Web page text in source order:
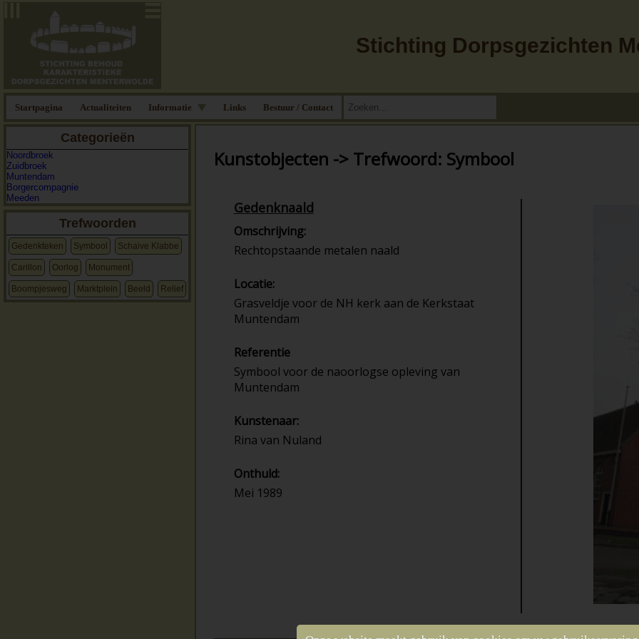
Stichting Dorpsgezichten
Startpagina Actualiteiten Informatie Links Bestuur / Contact
Categorieën
Noordbroek
Zuidbroek
Muntendam
Borgercompagnie
Meeden
Trefwoorden
Gedenkteken Symbool Schaive Klabbe
Carillon Oorlog Monument
Boompjesweg Marktplein Beeld Relief
Kunstobjecten -> Trefwoord: Symbool
Gedenknaald
Omschrijving:
Rechtopstaande metalen naald
Locatie:
Grasveldje voor de NH kerk aan de Kerkstaat
Muntendam
Referentie
Symbool voor de naoorlogse opleving van
Muntendam
Kunstenaar:
Rina van Nuland
Onthuld:
Mei 1989